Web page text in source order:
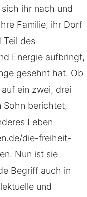
ihr nach und
Familie, ihr Dorf
Teil des
Energie aufbringt,
gesehnt hat. Ob
ein zwei, drei
Sohn berichtet,
Leben
die-freiheit-
Nun ist sie
Begriff auch in
und